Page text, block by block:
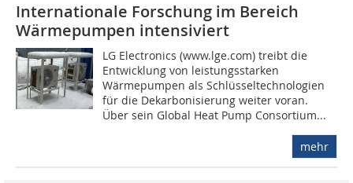
Internationale Forschung im Bereich
Wärmepumpen intensiviert
LG Electronics (www.lge.com) treibt die
Entwicklung von leistungsstarken
Wärmepumpen als Schlüsseltechnologien
für die Dekarbonisierung weiter voran.
Über sein Global Heat Pump Consortium...
mehr